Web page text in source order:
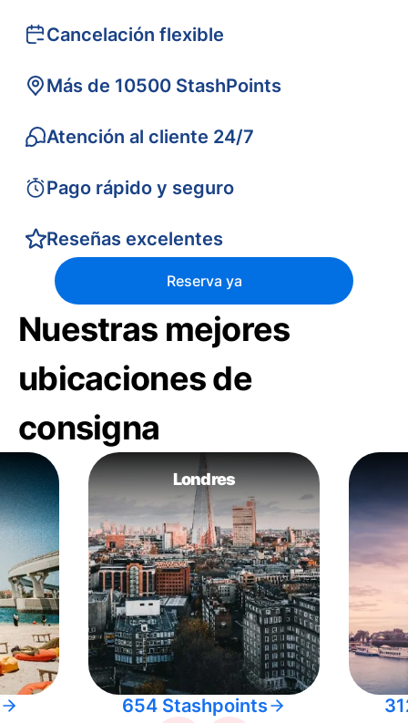
Cancelación flexible
Más de 10500 StashPoints
Atención al cliente 24/7
Pago rápido y seguro
Reseñas excelentes
Reserva ya
Nuestras mejores
ubicaciones de
consigna
Londres
654 Stashpoints